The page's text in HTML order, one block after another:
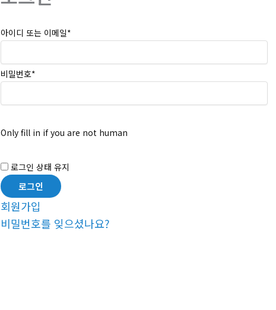
아이디 또는 이메일*
비밀번호*
Only fill in if you are not human
로그인 상태 유지
회원가입
비밀번호를 잊으셨나요?